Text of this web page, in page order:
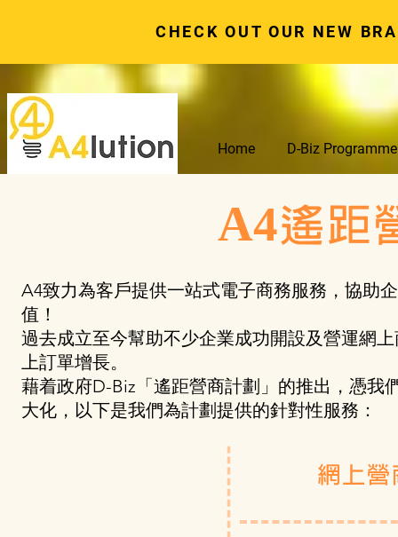
CHECK OUT OUR NEW
Home D-Biz Programme
A4遙距
A4致力為客戶提供一站式電子商務服務，協助
值！
過去成立至今幫助不少企業成功開設及營運網
上訂單增長。
藉着政府D-Biz「遙距營商計劃」的推出，憑我
大化，以下是我們為計劃提供的針對性服務：
網上營